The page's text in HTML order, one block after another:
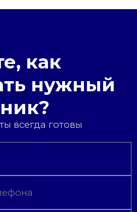
как
нужный
всегда готовы